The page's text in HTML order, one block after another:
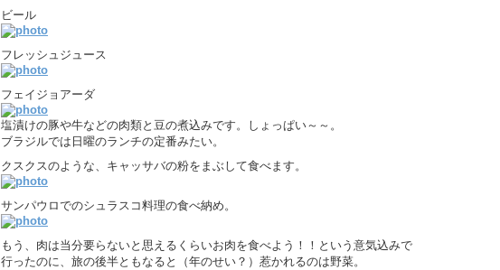
ビール
フレッシュジュース
フェイジョアーダ
塩漬けの豚や牛などの肉類と豆の煮込みです。しょっぱい～～。
ブラジルでは日曜のランチの定番みたい。
クスクスのような、キャッサバの粉をまぶして食べます。
サンパウロでのシュラスコ料理の食べ納め。
もう、肉は当分要らないと思えるくらいお肉を食べよう！！という意気込みで
行ったのに、旅の後半ともなると（年のせい？）惹かれるのは野菜。